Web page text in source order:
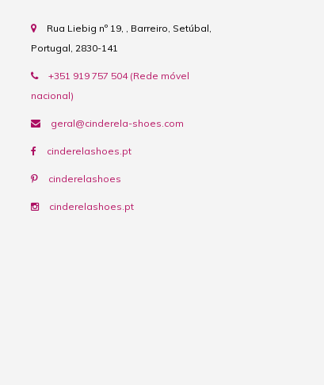
Rua Liebig nº 19, , Barreiro, Setúbal,
Portugal, 2830-141
+351 919 757 504 (Rede móvel
nacional)
geral@cinderela-shoes.com
cinderelashoes.pt
cinderelashoes
cinderelashoes.pt